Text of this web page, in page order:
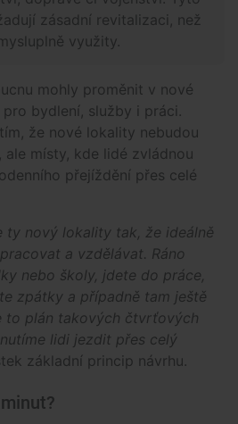
zásadní revitalizaci, než
využity.
mohly proměnit v nové
bydlení, služby i práci.
že nové lokality nebudou
ale místy, kde lidé zvládnou
přejíždění přes celé
ty nový lokality tak, že ideálně
a vzdělávat. Ráno
nebo školy, jdete do práce,
zpátky a případně tam ještě
to plán takových čtvrťových
lidi jezdit přes celý
základní princip návrhu.